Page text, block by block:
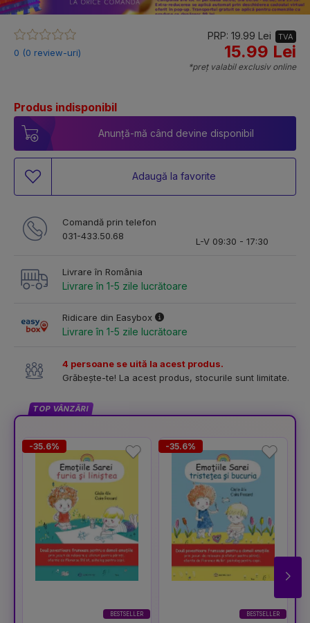
0 (0 review-uri)
PRP: 19.99 Lei TVA
15.99 Lei
*preț valabil exclusiv online
Produs indisponibil
Anunță-mă când devine disponibil
Adaugă la favorite
Comandă prin telefon
031-433.50.68
L-V 09:30 - 17:30
Livrare în România
Livrare în 1-5 zile lucrătoare
Ridicare din Easybox
Livrare în 1-5 zile lucrătoare
4 persoane se uită la acest produs.
Grăbește-te! La acest produs, stocurile sunt limitate.
TOP VÂNZĂRI
BESTSELLER
-35.6%
BESTSELLER
-35.6%